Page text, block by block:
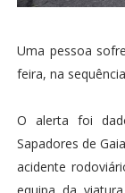
Uma pessoa
feira, na
O alerta foi
Sapadores de
acidente